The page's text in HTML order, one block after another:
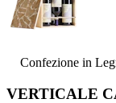
Confezione in
VERTICALE